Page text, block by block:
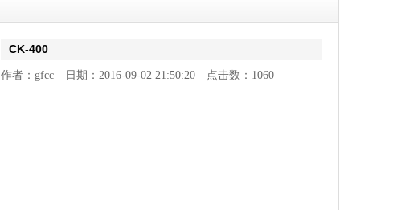
CK-400
作者：gfcc 日期：2016-09-02 21:50:20 点击数： 1060